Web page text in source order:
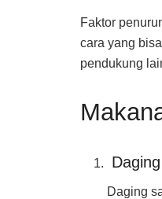
Faktor
cara yang
pendukung
Daging